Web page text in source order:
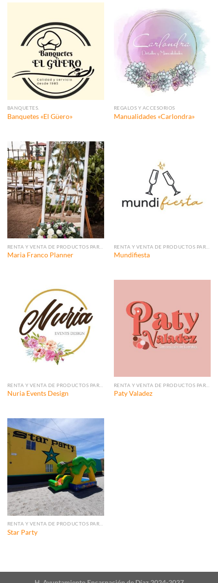
BANQUETES.
Banquetes «El Güero»
REGALOS Y ACCESORIOS
Manualidades «Carlondra»
Maria Franco Planner Mundifiesta
Nuria Events Design Paty Valadez
Star Party